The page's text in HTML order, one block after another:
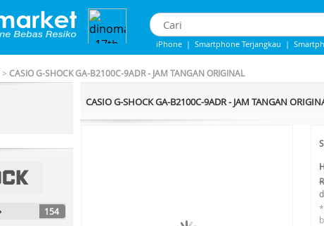
iPhone | Smartphone Terjangkau |
> CASIO G-SHOCK GA-B2100C-9ADR - JAM TANGAN ORIGINAL
154
CASIO G-SHOCK GA-B2100C-9ADR - JAM TANGAN